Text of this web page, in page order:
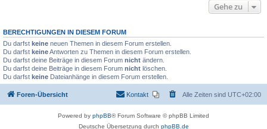
Gehe zu
BERECHTIGUNGEN IN DIESEM FORUM
Du darfst keine neuen Themen in diesem Forum erstellen.
Du darfst keineAntworten zu Themen in diesem Forum erstellen.
Du darfst deine Beiträge in diesem Forum nicht ändern.
Du darfst deine Beiträge in diesem Forum nicht löschen.
Du darfst keine Dateianhänge in diesem Forum erstellen.
Foren-Übersicht Alle Zeiten sind UTC+02:00
Kontakt
Powered by phpBB® Forum Software © phpBB Limited
Deutsche Übersetzung durch phpBB.de